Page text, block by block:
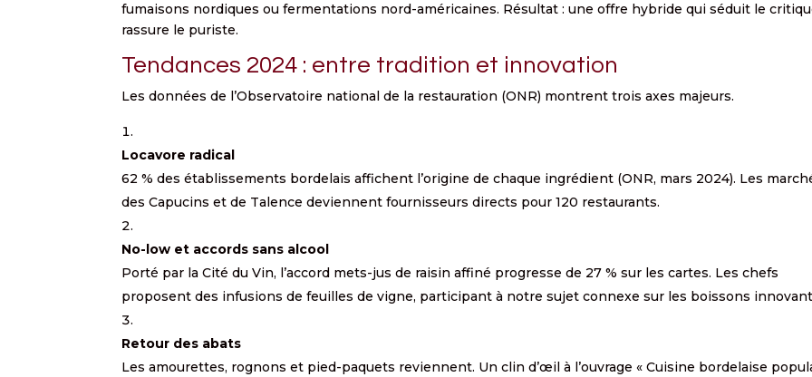
fumaisons nordiques ou fermentations nord-américaines. Résultat : une offre hybride qui séduit le
rassure le puriste.
Tendances 2024 : entre tradition et innovation
Les données de l’Observatoire national de la restauration (ONR) montrent trois axes majeurs.
Locavore radical
62 % des établissements bordelais affichent l’origine de chaque ingrédient (ONR, mars 2024). Les
des Capucins et de Talence deviennent fournisseurs directs pour 120 restaurants.
No-low et accords sans alcool
Porté par la Cité du Vin, l’accord mets-jus de raisin affiné progresse de 27 % sur les cartes. Les chefs
proposent des infusions de feuilles de vigne, participant à notre sujet connexe sur les boissons
Retour des abats
Les amourettes, rognons et pied-paquets reviennent. Un clin d’œil à l’ouvrage « Cuisine bordelaise